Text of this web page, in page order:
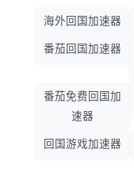
海外回国加速器
番茄回国加速器
番茄免费回国加
速器
回国游戏加速器